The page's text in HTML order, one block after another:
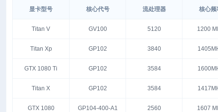
显卡型号 核心代号 流处理器 核心频
Titan V GV100 5120 1200
Titan Xp GP102 3840
GTX 1080 Ti GP102 3584
Titan X GP102 3584
GTX 1080 GP104-400-A1 2560 1607